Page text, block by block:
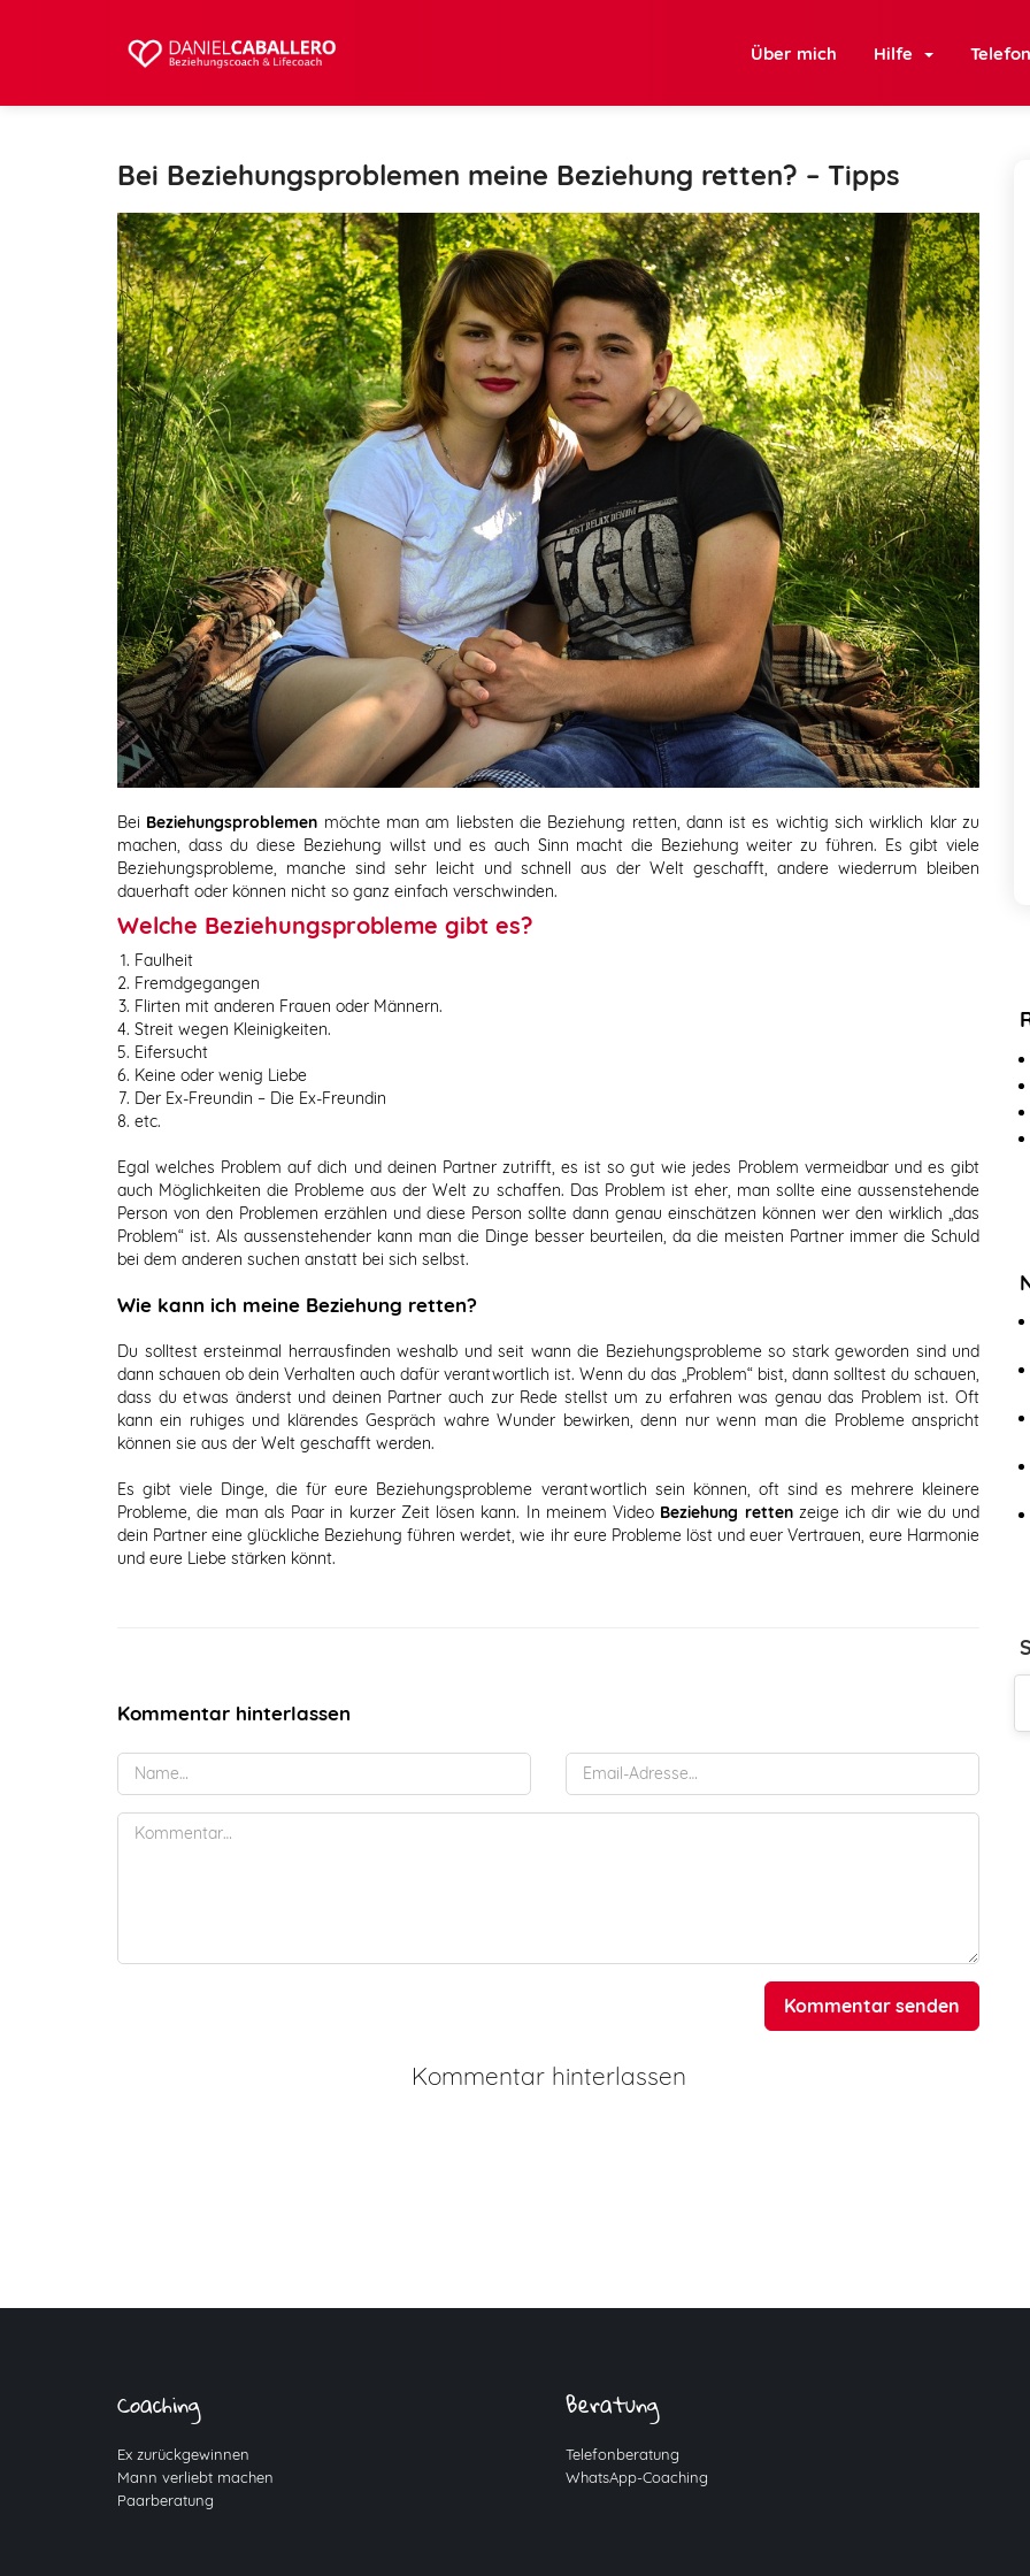
Über mich Hilfe
Bei Beziehungsproblemen meine Beziehung retten? – Tipps
Bei Beziehungsproblemen möchte man am liebsten die Beziehung retten, dann ist es wichtig sich wirklich klar zu
machen, dass du diese Beziehung willst und es auch Sinn macht die Beziehung weiter zu führen. Es gibt viele
Beziehungsprobleme, manche sind sehr leicht und schnell aus der Welt geschafft, andere wiederrum bleiben
dauerhaft oder können nicht so ganz einfach verschwinden.
Welche Beziehungsprobleme gibt es?
Faulheit
Fremdgegangen
Flirten mit anderen Frauen oder Männern.
Streit wegen Kleinigkeiten.
Eifersucht
Keine oder wenig Liebe
Der Ex-Freundin – Die Ex-Freundin
etc.
Egal welches Problem auf dich und deinen Partner zutrifft, es ist so gut wie jedes Problem vermeidbar und es gibt
auch Möglichkeiten die Probleme aus der Welt zu schaffen. Das Problem ist eher, man sollte eine aussenstehende
Person von den Problemen erzählen und diese Person sollte dann genau einschätzen können wer den wirklich „das
Problem“ ist. Als aussenstehender kann man die Dinge besser beurteilen, da die meisten Partner immer die Schuld
bei dem anderen suchen anstatt bei sich selbst.
Wie kann ich meine Beziehung retten?
Du solltest ersteinmal herrausfinden weshalb und seit wann die Beziehungsprobleme so stark geworden sind und
dann schauen ob dein Verhalten auch dafür verantwortlich ist. Wenn du das „Problem“ bist, dann solltest du schauen,
dass du etwas änderst und deinen Partner auch zur Rede stellst um zu erfahren was genau das Problem ist. Oft
kann ein ruhiges und klärendes Gespräch wahre Wunder bewirken, denn nur wenn man die Probleme anspricht
können sie aus der Welt geschafft werden.
Es gibt viele Dinge, die für eure Beziehungsprobleme verantwortlich sein können, oft sind es mehrere kleinere
Probleme, die man als Paar in kurzer Zeit lösen kann. In meinem Video Beziehung rettenzeige ich dir wie du und
dein Partner eine glückliche Beziehung führen werdet, wie ihr eure Probleme löst und euer Vertrauen, eure Harmonie
und eure Liebe stärken könnt.
Kommentar hinterlassen
Kommentar senden
Kommentar hinterlassen
Coaching
Ex zurückgewinnen
Mann verliebt machen
Paarberatung
Beratung
Telefonberatung
WhatsApp-Coaching